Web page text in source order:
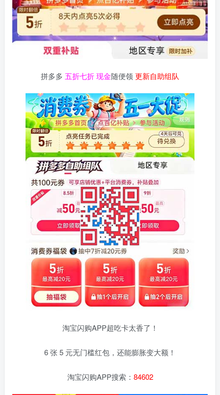
拼多多 五折七折 现金随便领 更新自助组队
淘宝闪购APP超吃卡太香了！
6 张 5 元无门槛红包，还能膨胀变大额！
淘宝闪购APP搜索： 84602